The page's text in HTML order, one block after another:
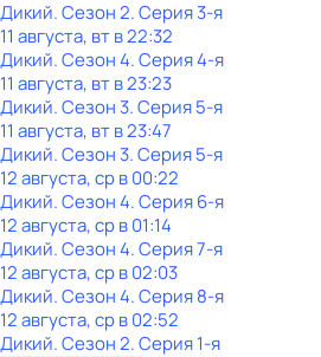
Дикий. Сезон 2. Серия 3-я
11 августа, вт в 22:32
Дикий. Сезон 4. Серия 4-я
11 августа, вт в 23:23
Дикий. Сезон 3. Серия 5-я
11 августа, вт в 23:47
Дикий. Сезон 3. Серия 5-я
12 августа, ср в 00:22
Дикий. Сезон 4. Серия 6-я
12 августа, ср в 01:14
Дикий. Сезон 4. Серия 7-я
12 августа, ср в 02:03
Дикий. Сезон 4. Серия 8-я
12 августа, ср в 02:52
Дикий. Сезон 2. Серия 1-я